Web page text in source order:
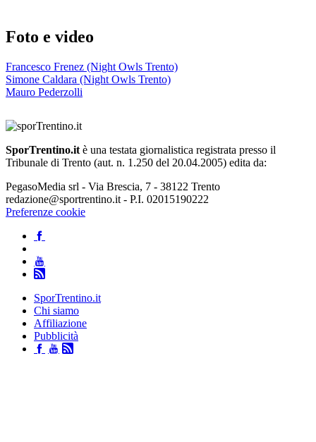
Foto e video
Francesco Frenez (Night Owls Trento)
Simone Caldara (Night Owls Trento)
Mauro Pederzolli
SporTrentino.it è una testata giornalistica registrata presso il
Tribunale di Trento (aut. n. 1.250 del 20.04.2005) edita da:
PegasoMedia srl - Via Brescia, 7 - 38122 Trento
redazione@sportrentino.it - P.I. 02015190222
Preferenze cookie
SporTrentino.it
Chi siamo
Affiliazione
Pubblicità